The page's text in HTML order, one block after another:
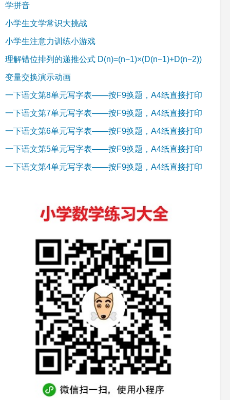
学拼音
小学生文学常识大挑战
小学生注意力训练小游戏
理解错位排列的递推公式 D(n)=(n−1)×(D(n−1)+D(n−2))
变量交换演示动画
一下语文第8单元写字表——按F9换题，A4纸直接打印
一下语文第7单元写字表——按F9换题，A4纸直接打印
一下语文第6单元写字表——按F9换题，A4纸直接打印
一下语文第5单元写字表——按F9换题，A4纸直接打印
一下语文第4单元写字表——按F9换题，A4纸直接打印